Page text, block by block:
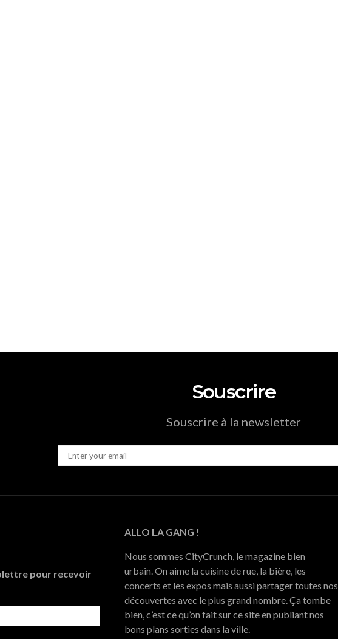
Souscrire
Souscrire à la newsletter
pour recevoir
ALLO LA GANG !
Nous sommes CityCrunch, le magazine bien
urbain. On aime la cuisine de rue, la bière, les
concerts et les expos mais aussi partager toutes nos
découvertes avec le plus grand nombre. Ça tombe
bien, c’est ce qu’on fait sur ce site en publiant nos
bons plans sorties dans la ville.